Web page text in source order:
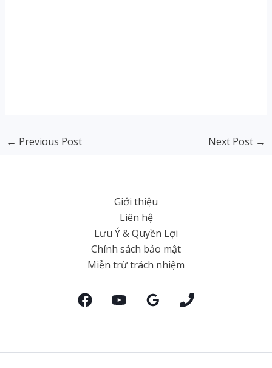
← Previous Post Next Post →
Giới thiệu
Liên hệ
Lưu Ý & Quyền Lợi
Chính sách bảo mật
Miễn trừ trách nhiệm